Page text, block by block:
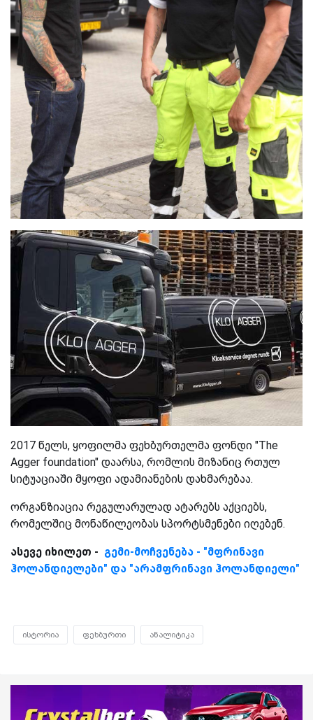
2017 წელს, ყოფილმა ფეხბურთელმა ფონდი "The
Agger foundation" დაარსა, რომლის მიზანიც რთულ
სიტუაციაში მყოფი ადამიანების დახმარებაა.
ორგანზიაცია რეგულარულად ატარებს აქციებს,
რომელშიც მონაწილეობას სპორტსმენები იღებენ.
ასევე იხილეთ - გემი-მოჩვენება - "მფრინავი
ჰოლანდიელები" და "არამფრინავი ჰოლანდიელი"
ისტორია ფეხბურთი ანალიტიკა